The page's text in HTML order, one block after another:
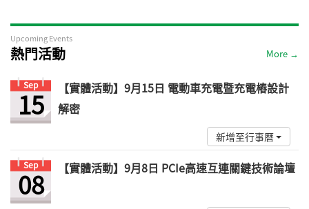
Upcoming Events
熱門活動 More →
Sep
15
【實體活動】9月15日 電動車充電暨充電樁設計
解密
新增至行事曆
Sep
08 【實體活動】9月8日 PCIe高速互連關鍵技術論壇